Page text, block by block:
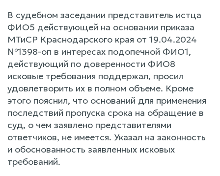
В судебном заседании представитель истца
ФИО5 действующей на основании приказа
МТиСР Краснодарского края от 19.04.2024
№1398-оп в интересах подопечной ФИО1,
действующий по доверенности ФИО8
исковые требования поддержал, просил
удовлетворить их в полном объеме. Кроме
этого пояснил, что оснований для применения
последствий пропуска срока на обращение в
суд, о чем заявлено представителями
ответчиков, не имеется. Указал на законность
и обоснованность заявленных исковых
требований.